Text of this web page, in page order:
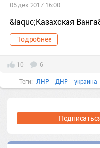
05 дек 2017 16:00
&laquo;Казахская
Подробнее
10 6
Теги: ЛНР ДНР украина